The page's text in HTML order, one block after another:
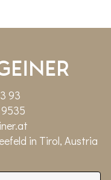
93
in Tirol, Austria